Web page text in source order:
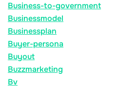
Business-to-government
Businessmodel
Businessplan
Buyer-persona
Buyout
Buzzmarketing
Bv